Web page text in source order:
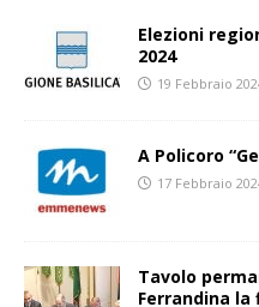
Elezioni
2024
19 Febbraio
A Policoro
17 Febbraio
Tavolo
Ferrandina